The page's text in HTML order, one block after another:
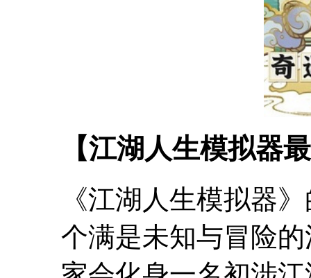
【江湖人生模拟器
《江湖人生模拟器
个满是未知与冒险